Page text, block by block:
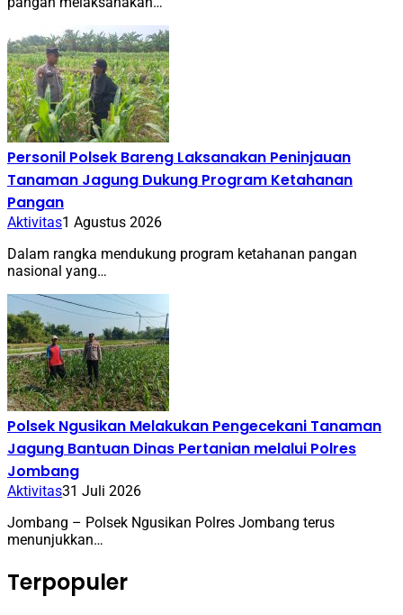
Personil Polsek Bareng Laksanakan Peninjauan
Tanaman Jagung Dukung Program Ketahanan
Pangan
Aktivitas1 Agustus 2026
Dalam rangka mendukung program ketahanan pangan
nasional yang…
Polsek Ngusikan Melakukan Pengecekani Tanaman
Jagung Bantuan Dinas Pertanian melalui Polres
Jombang
Aktivitas31 Juli 2026
Jombang – Polsek Ngusikan Polres Jombang terus
menunjukkan…
Terpopuler